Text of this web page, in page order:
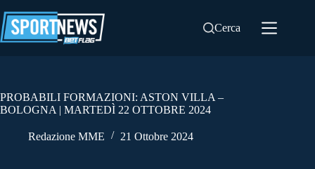
al
contenuto
Cerca
PROBABILI FORMAZIONI: ASTON VILLA –
BOLOGNA | MARTEDÌ 22 OTTOBRE 2024
Redazione MME 21 Ottobre 2024